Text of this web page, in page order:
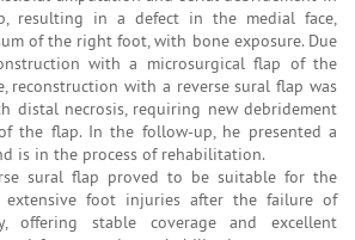
resulting in a defect in the medial face,
of the right foot, with bone exposure. Due
with a microsurgical flap of the
reconstruction with a reverse sural flap was
distal necrosis, requiring new debridement
the flap. In the follow-up, he presented a
is in the process of rehabilitation.
sural flap proved to be suitable for the
extensive foot injuries after the failure of
offering stable coverage and excellent